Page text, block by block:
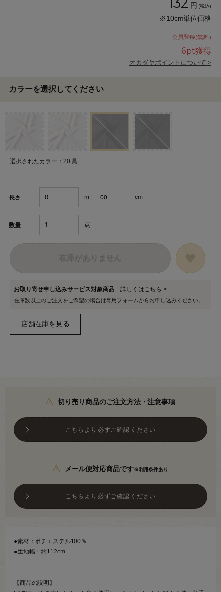
円 (税込)
※10cm単位価格
会員登録(無料)
6pt獲得
オカダヤポイントについて >
カラーを選択してください
選択されたカラー：20.黒
長さ m cm
数量 点
お取り寄せ申し込みサービス対象商品 詳しくはこちら >
在庫数以上のご注文をご希望の場合は専用フォームからお申し込みください。
切り売り商品のご注文方法・注意事項
こちらより必ずご確認ください
メール便対応商品です※利用条件あり
こちらより必ずご確認ください
●素材：ポチエステル100％
●生地幅：約112cm
【商品の説明】